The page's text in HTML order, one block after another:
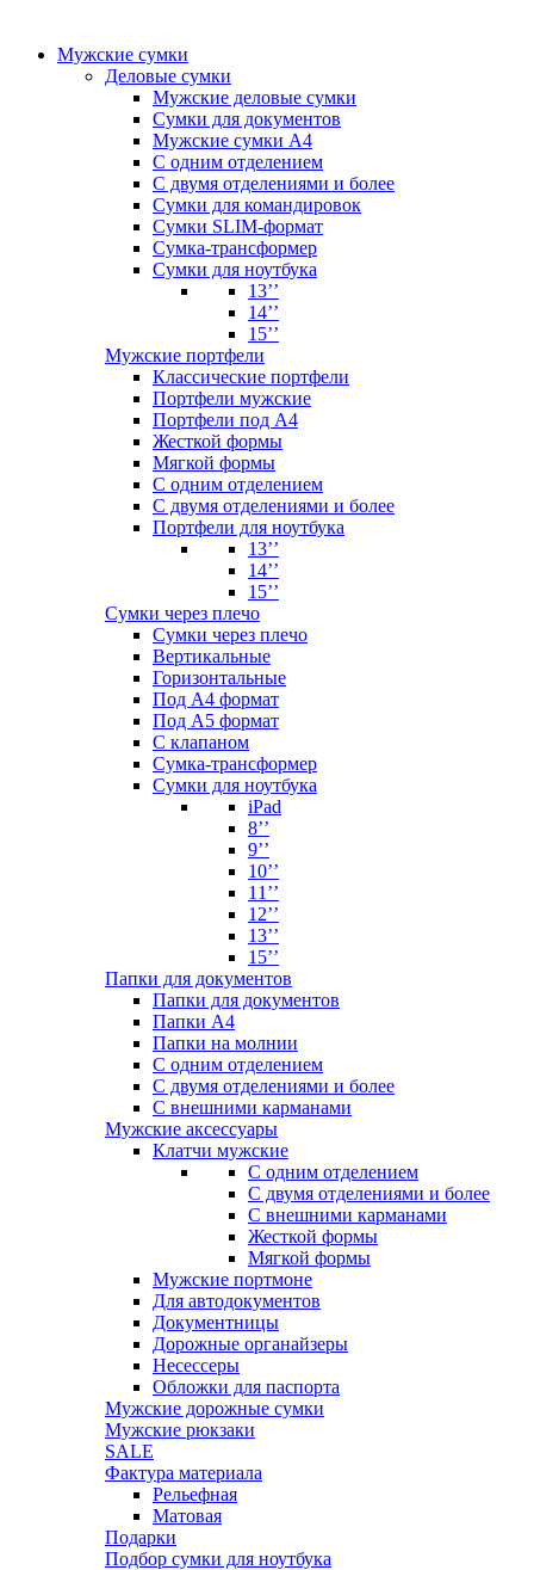
Мужские сумки
Деловые сумки
Мужские деловые сумки
Сумки для документов
Мужские сумки А4
С одним отделением
С двумя отделениями и более
Сумки для командировок
Сумки SLIM-формат
Сумка-трансформер
Сумки для ноутбука
13’’
14’’
15’’
Мужские портфели
Классические портфели
Портфели мужские
Портфели под А4
Жесткой формы
Мягкой формы
С одним отделением
С двумя отделениями и более
Портфели для ноутбука
13’’
14’’
15’’
Сумки через плечо
Сумки через плечо
Вертикальные
Горизонтальные
Под А4 формат
Под А5 формат
С клапаном
Сумка-трансформер
Сумки для ноутбука
iPad
8’’
9’’
10’’
11’’
12’’
13’’
15’’
Папки для документов
Папки для документов
Папки А4
Папки на молнии
С одним отделением
С двумя отделениями и более
С внешними карманами
Мужские аксессуары
Клатчи мужские
С одним отделением
С двумя отделениями и более
С внешними карманами
Жесткой формы
Мягкой формы
Мужские портмоне
Для автодокументов
Документницы
Дорожные органайзеры
Несессеры
Обложки для паспорта
Мужские дорожные сумки
Мужские рюкзаки
SALE
Фактура материала
Рельефная
Матовая
Подарки
Подбор сумки для ноутбука